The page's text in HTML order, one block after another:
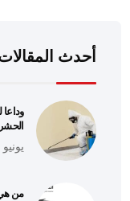
أحدث
يونيو 12, 2025